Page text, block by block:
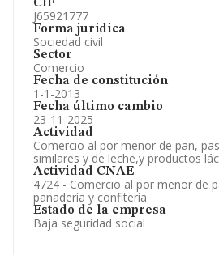
CIF
J65921777
Forma jurídica
Sociedad civil
Sector
Comercio
Fecha de constitución
1-1-2013
Fecha último cambio
23-11-2025
Actividad
Comercio al por menor de pan,
similares y de leche,y productos
Actividad CNAE
4724 - Comercio al por menor de
panadería y confitería
Estado de la empresa
Baja seguridad social